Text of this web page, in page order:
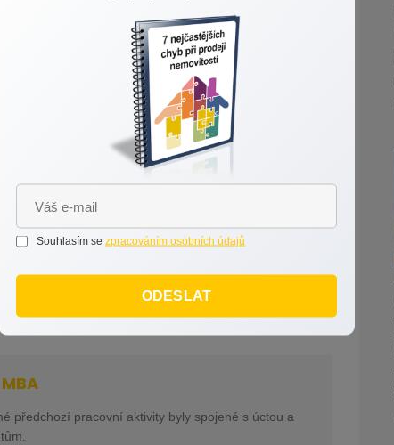
ze zákona
úřadu
zánikem právnické osoby, pokud je s ní věcné
změny, které vykonávání věcného břemena
zrušení za přiměřenou náhradu, jestliže vznikne
Dále se pak právo odpovídající věcnému břemeni
břemenem doživotního užívání nemovitosti jinou
energie do doby než věcné břemeno skončí, ale
i když v domě ještě nebydlíte.
předchozí pracovní aktivity byly spojené s úctou a
Souhlasím se zpracováním osobních údajů
ODESLAT